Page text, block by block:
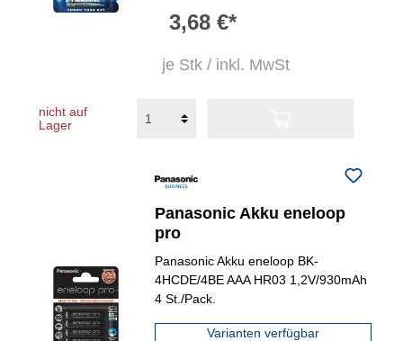
3,68 €*
je Stk / inkl. MwSt
nicht auf
Lager
Panasonic Akku eneloop
pro
Panasonic Akku eneloop BK-
4HCDE/4BE AAA HR03 1,2V/930mAh
4 St./Pack.
Varianten verfügbar